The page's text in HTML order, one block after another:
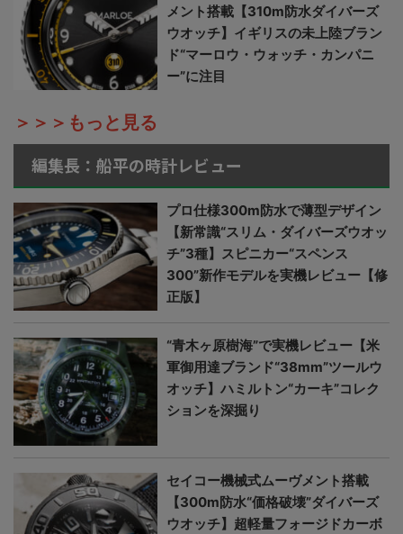
メント搭載【310m防水ダイバーズ
ウオッチ】イギリスの未上陸ブラン
ド“マーロウ・ウォッチ・カンパニ
ー”に注目
＞＞＞もっと見る
編集長：船平の時計レビュー
プロ仕様300m防水で薄型デザイン
【新常識“スリム・ダイバーズウオッ
チ”3種】スピニカー“スペンス
300”新作モデルを実機レビュー【修
正版】
“青木ヶ原樹海”で実機レビュー【米
軍御用達ブランド“38mm”ツールウ
オッチ】ハミルトン“カーキ”コレク
ションを深掘り
セイコー機械式ムーヴメント搭載
【300m防水“価格破壊”ダイバーズ
ウオッチ】超軽量フォージドカーボ